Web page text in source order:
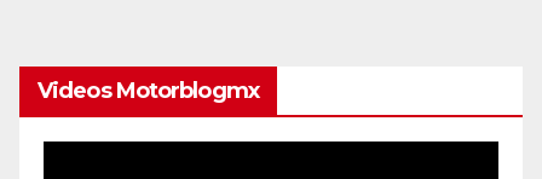
Videos Motorblogmx